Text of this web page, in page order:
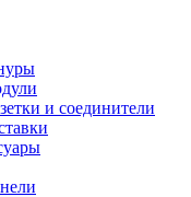
и соединители